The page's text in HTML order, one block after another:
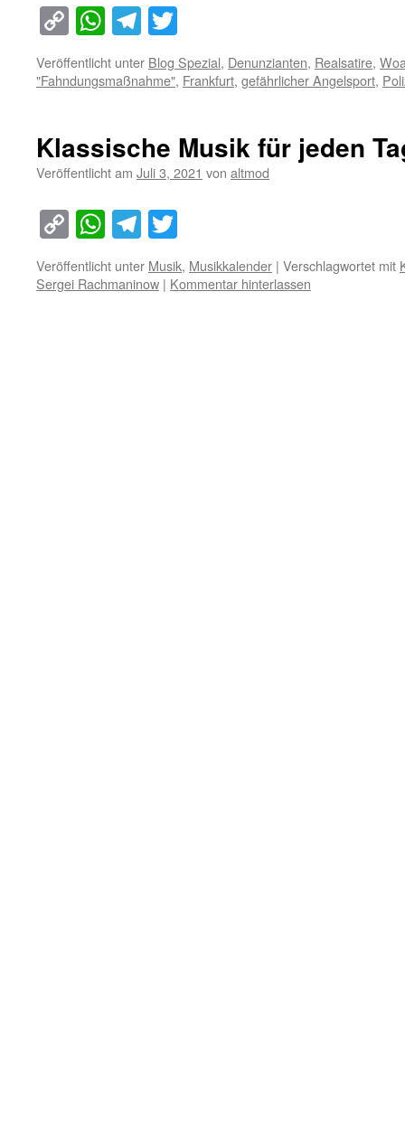
Copy
Link
WhatsApp
Telegram
Veröffentlicht unter Blog Spezial, Denunzianten, Realsatire,
"Fahndungsmaßnahme", Frankfurt, gefährlicher Angelsport,
Klassische Musik für jeden
Veröffentlicht am Juli 3, 2021 von altmod
Copy
Link
WhatsApp
Telegram
Veröffentlicht unter Musik, Musikkalender | Verschlagwortet mit
Sergei Rachmaninow | Kommentar hinterlassen